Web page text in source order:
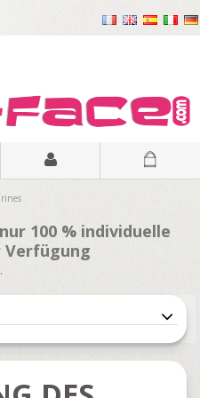
100 % individuelle
Verfügung
.